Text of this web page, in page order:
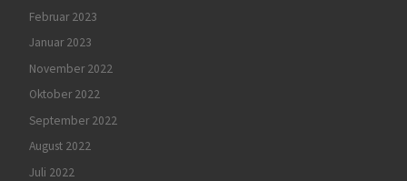
Februar 2023
Januar 2023
November 2022
Oktober 2022
September 2022
August 2022
Juli 2022